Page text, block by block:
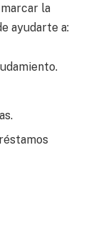
la
ayudarte a: